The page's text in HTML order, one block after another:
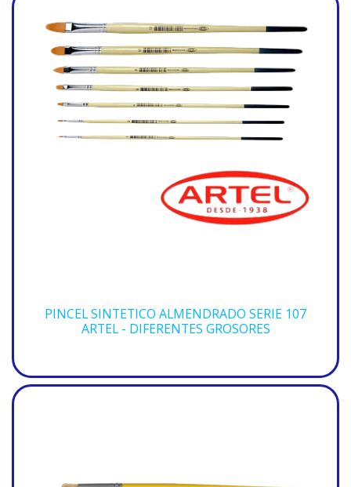
PINCEL SINTETICO ALMENDRADO SERIE 107
ARTEL - DIFERENTES GROSORES